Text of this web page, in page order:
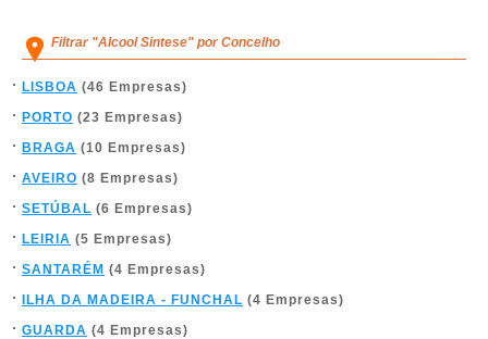
Filtrar "Alcool Sintese" por Concelho
LISBOA (46 Empresas)
PORTO (23 Empresas)
BRAGA (10 Empresas)
AVEIRO (8 Empresas)
SETÚBAL (6 Empresas)
LEIRIA (5 Empresas)
SANTARÉM (4 Empresas)
ILHA DA MADEIRA - FUNCHAL (4 Empresas)
GUARDA (4 Empresas)